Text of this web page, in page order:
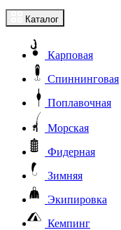
Каталог
Карповая
Спиннинговая
Поплавочная
Морская
Фидерная
Зимняя
Экипировка
Кемпинг